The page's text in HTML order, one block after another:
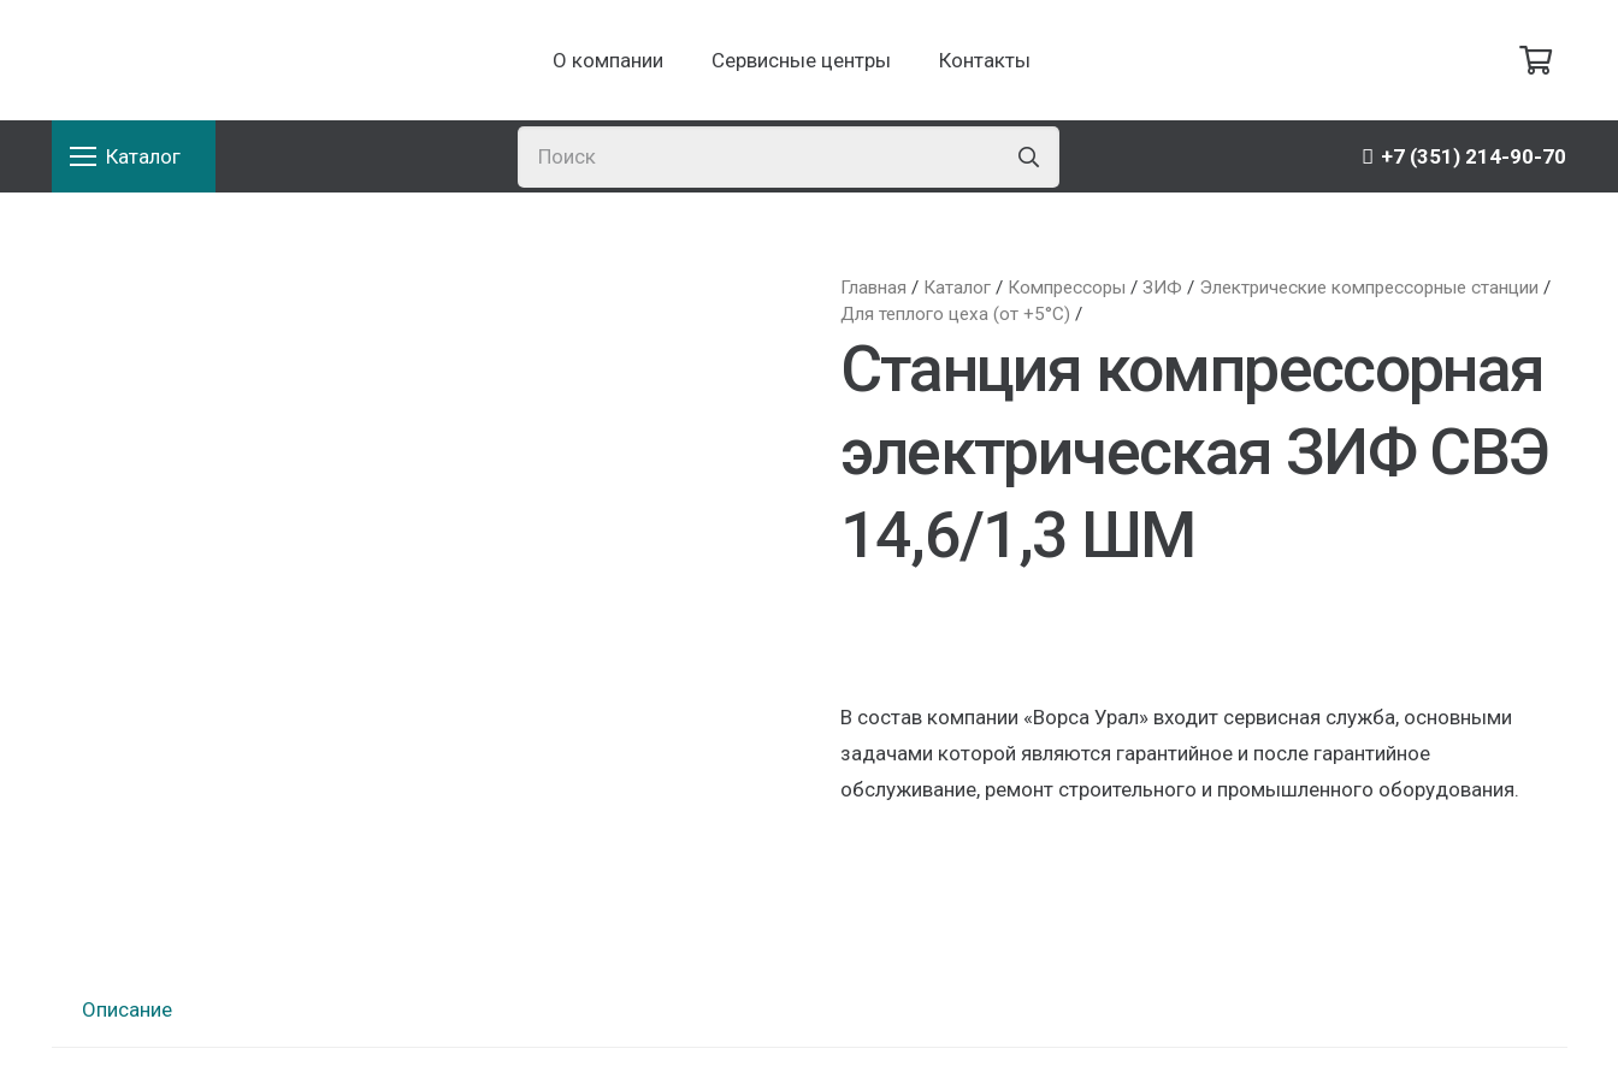
О компании Сервисные центры Контакты
Каталог +7 (351) 214-90-70
Главная / Каталог/ Компрессоры / ЗИФ / Электрические компрессорные станции /
Для теплого цеха (от +5°С) /
Станция компрессорная
электрическая ЗИФ СВЭ
14,6/1,3 ШМ
В состав компании «Ворса Урал» входит сервисная служба, основными
задачами которой являются гарантийное и после гарантийное
обслуживание, ремонт строительного и промышленного оборудования.
Описание